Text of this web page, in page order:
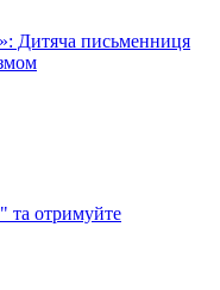
Дитяча письменниця
та отримуйте